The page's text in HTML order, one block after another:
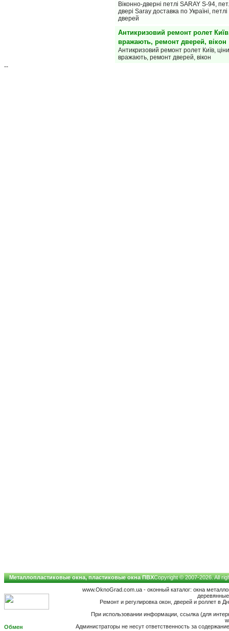
Віконно-дверні петлі SARAY S-94,
двері Saray доставка по Україні,
дверей
Антикризовий ремонт ролет
вражають, ремонт дверей, вікон
Антикризовий ремонт ролет Київ,
вражають, ремонт дверей, вікон
--
Металлопластиковые окна, пластиковые окна ПВХCopyright © 2007-2026. All
www.OknoGrad.com.ua - оконный каталог: окна
Ремонт и регулировка окон, дверей и роллет в
При использовании информации, ссылка (для
Администраторы не несут ответственность за
Обмен